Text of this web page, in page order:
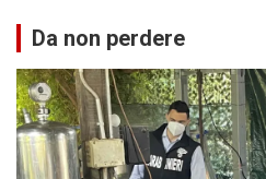
Da non perdere